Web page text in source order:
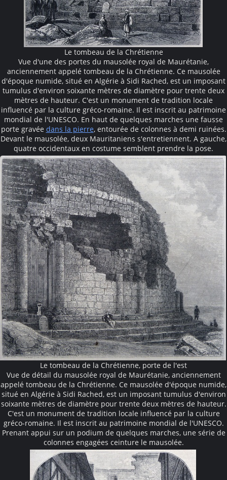
Le tombeau de la Chrétienne
Vue d'une des portes du mausolée royal de Maurétanie,
anciennement appelé tombeau de la Chrétienne. Ce mausolée
d'époque numide, situé en Algérie à Sidi Rached, est un imposant
tumulus d'environ soixante mètres de diamètre pour trente deux
mètres de hauteur. C'est un monument de tradition locale
influencé par la culture gréco-romaine. Il est inscrit au patrimoine
mondial de l'UNESCO. En haut de quelques marches une fausse
porte gravée dans la pierre, entourée de colonnes à demi ruinées.
Devant le mausolée, deux Mauritaniens s'entretiennent. A gauche,
quatre occidentaux en costume semblent prendre la pose.
Le tombeau de la Chrétienne, porte de l'est
Vue de détail du mausolée royal de Maurétanie, anciennement
appelé tombeau de la Chrétienne. Ce mausolée d'époque numide,
situé en Algérie à Sidi Rached, est un imposant tumulus d'environ
soixante mètres de diamètre pour trente deux mètres de hauteur.
C'est un monument de tradition locale influencé par la culture
gréco-romaine. Il est inscrit au patrimoine mondial de l'UNESCO.
Prenant appui sur un podium de quelques marches, une série de
colonnes engagées ceinture le mausolée.